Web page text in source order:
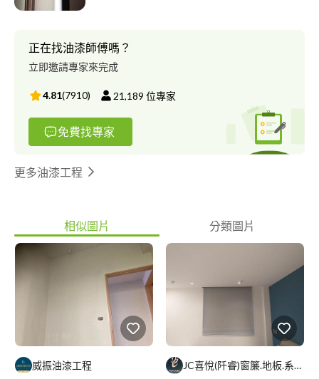
正在找油漆師傅嗎？
立即邀請專家來完成
4.81(7910) 21,189 位專家
免費找專家
更多油漆工程
相似圖片 分類圖片
威振油漆工程 JC喜悅(阡睿)窗簾.地板.系統櫃.隔熱紙joy curta